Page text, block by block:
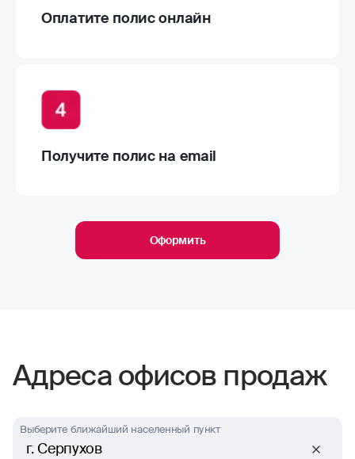
Оплатите полис онлайн
Получите полис на email
Оформить
Адреса офисов продаж
г. Серпухов
Выберите ближайший населенный пункт